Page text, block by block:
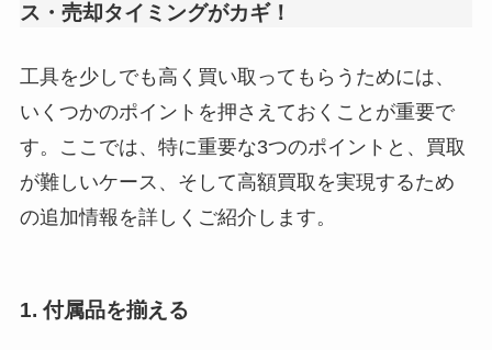
ス・売却タイミングがカギ！
工具を少しでも高く買い取ってもらうためには、
いくつかのポイントを押さえておくことが重要で
す。ここでは、特に重要な3つのポイントと、買取
が難しいケース、そして高額買取を実現するため
の追加情報を詳しくご紹介します。
1. 付属品を揃える